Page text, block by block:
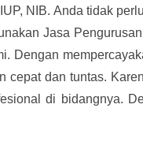
NIB. Anda tidak
Jasa
Dengan
cepat dan tuntas.
di bidangnya.